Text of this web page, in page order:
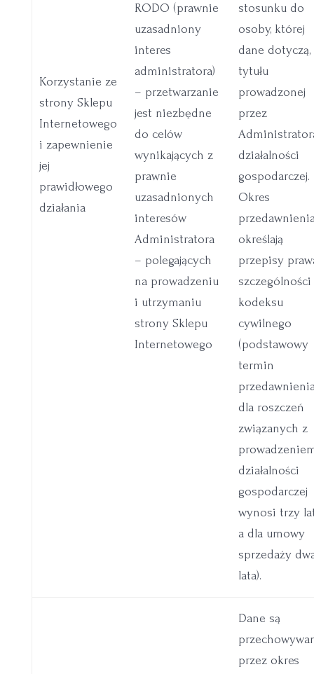
Korzystanie ze
strony Sklepu
Internetowego
i zapewnienie
jej
prawidłowego
działania
RODO (prawnie
uzasadniony
interes
administratora)
– przetwarzanie
jest niezbędne
do celów
wynikających z
prawnie
uzasadnionych
interesów
Administratora
– polegających
na prowadzeniu
i utrzymaniu
strony Sklepu
Internetowego
stosunku do
osoby, której
dane dotyczą,
tytułu
prowadzonej
przez
działalności
gospodarczej.
Okres
określają
przepisy
szczególności
kodeksu
cywilnego
(podstawowy
termin
dla roszczeń
związanych z
działalności
gospodarczej
wynosi trzy
a dla umowy
sprzedaży
lata).
Dane są
przez okres